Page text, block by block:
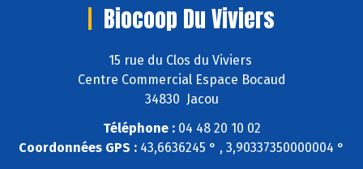
Biocoop Du Viviers
15 rue du Clos du Viviers
Centre Commercial Espace Bocaud
34830 Jacou
Téléphone :04 48 20 10 02
Coordonnées GPS : 43,6636245 ° , 3,90337350000004 °